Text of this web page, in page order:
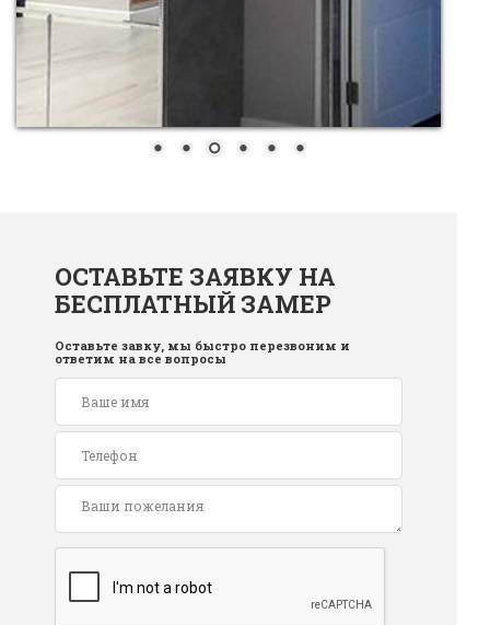
ОСТАВЬТЕ ЗАЯВКУ НА
БЕСПЛАТНЫЙ ЗАМЕР
Оставьте завку, мы быстро перезвоним и
ответим на все вопросы